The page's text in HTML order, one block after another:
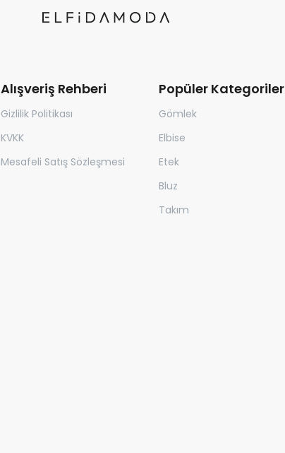
Alışveriş Rehberi
Gizlilik Politikası
KVKK
Mesafeli Satış Sözleşmesi
Popüler Kategoriler
Gömlek
Elbise
Etek
Bluz
Takım